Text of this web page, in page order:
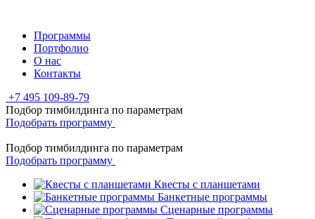
Программы
Портфолио
О нас
Контакты
+7 495 109-89-79
Подбор тимбилдинга по параметрам
Подобрать программу
Подбор тимбилдинга по параметрам
Подобрать программу
Квесты с планшетами
Банкетные программы
Сценарные программы